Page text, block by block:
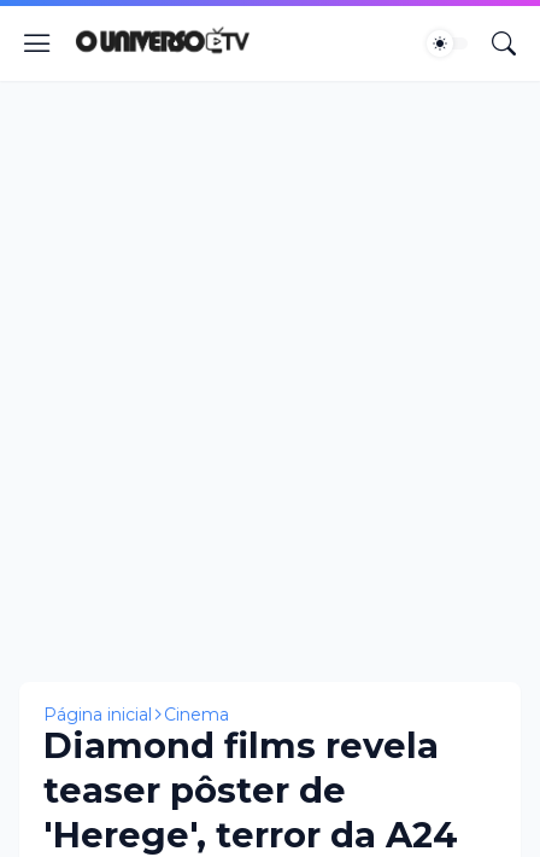
Página inicial Cinema
Diamond films revela
teaser pôster de
'Herege', terror da A24